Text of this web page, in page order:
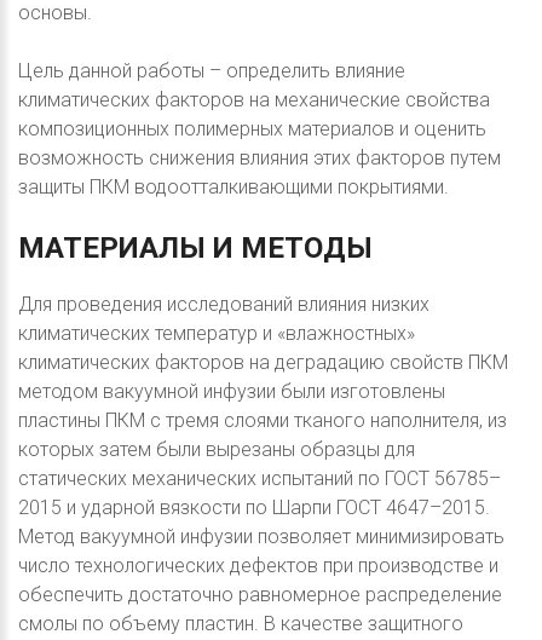
основы.
Цель данной работы – определить влияние
климатических факторов на механические свойства
композиционных полимерных материалов и оценить
возможность снижения влияния этих факторов путем
защиты ПКМ водоотталкивающими покрытиями.
МАТЕРИАЛЫ И МЕТОДЫ
Для проведения исследований влияния низких
климатических температур и «влажностных»
климатических факторов на деградацию свойств ПКМ
методом вакуумной инфузии были изготовлены
пластины ПКМ с тремя слоями тканого наполнителя, из
которых затем были вырезаны образцы для
статических механических испытаний по ГОСТ 56785–
2015 и ударной вязкости по Шарпи ГОСТ 4647–2015.
Метод вакуумной инфузии позволяет минимизировать
число технологических дефектов при производстве и
обеспечить достаточно равномерное распределение
смолы по объему пластин. В качестве защитного